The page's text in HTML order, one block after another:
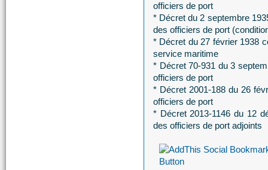
officiers de port
* Décret du 2 septembre
des officiers de port
* Décret du 27 février 1938
service maritime
* Décret 70-931 du 3
officiers de port
* Décret 2001-188 du 26
officiers de port
* Décret 2013-1146 du 12
des officiers de port adjoints